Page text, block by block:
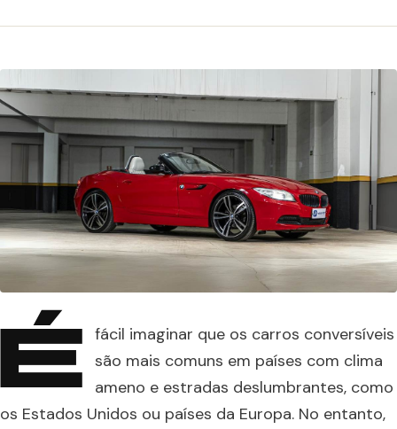
fácil imaginar que os carros conversíveis
são mais comuns em países com clima
ameno e estradas deslumbrantes, como
os Estados Unidos ou países da Europa. No entanto,